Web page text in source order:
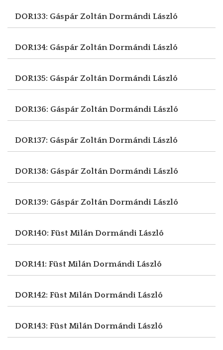
DOR133: Gáspár ZoltánDormándi László
DOR134: Gáspár ZoltánDormándi László
DOR135: Gáspár ZoltánDormándi László
DOR136: Gáspár ZoltánDormándi László
DOR137: Gáspár ZoltánDormándi László
DOR138: Gáspár ZoltánDormándi László
DOR139: Gáspár ZoltánDormándi László
DOR140: Füst MilánDormándi László
DOR141: Füst MilánDormándi László
DOR142: Füst MilánDormándi László
DOR143: Füst MilánDormándi László